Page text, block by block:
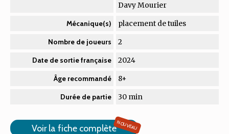
Davy Mourier
Mécanique(s) placement de tuiles
Nombre de joueurs 2
Date de sortie française 2024
Âge recommandé 8+
Durée de partie 30 min
Voir la fiche complèteNOUVEAU